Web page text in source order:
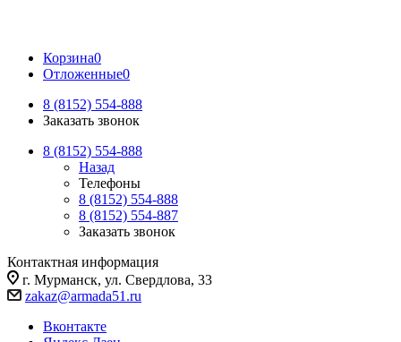
Корзина0
Отложенные0
8 (8152) 554-888
Заказать звонок
8 (8152) 554-888
Назад
Телефоны
8 (8152) 554-888
8 (8152) 554-887
Заказать звонок
Контактная информация
г. Мурманск, ул. Свердлова, 33
zakaz@armada51.ru
Вконтакте